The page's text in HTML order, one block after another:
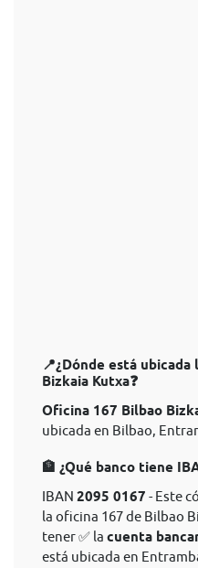
📍¿Dónde está
Bizkaia Kutxa❓
Oficina 167 Bilbao
ubicada en Bilbao,
🏦 ¿Qué banco tiene
IBAN 2095 0167 - Este
la oficina 167 de Bilbao
tener ✅ la cuenta
está ubicada en